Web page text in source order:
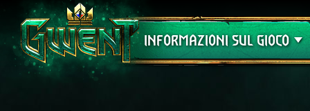
INFORMAZIONI SUL GIOCO
Assistenza